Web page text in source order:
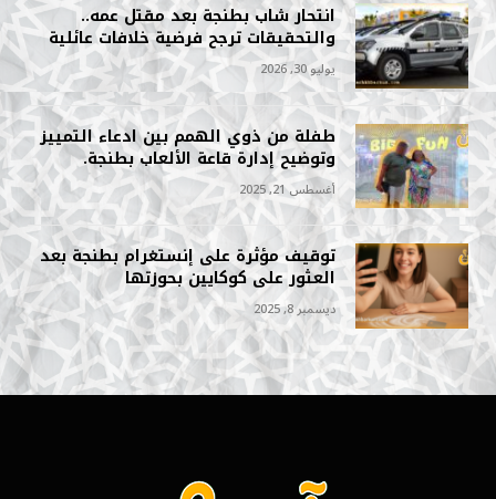
انتحار شاب بطنجة بعد مقتل عمه..
والتحقيقات ترجح فرضية خلافات عائلية
يوليو 30, 2026
طفلة من ذوي الهمم بين ادعاء التمييز
وتوضيح إدارة قاعة الألعاب بطنجة.
أغسطس 21, 2025
توقيف مؤثرة على إنستغرام بطنجة بعد
العثور على كوكايين بحوزتها
ديسمبر 8, 2025